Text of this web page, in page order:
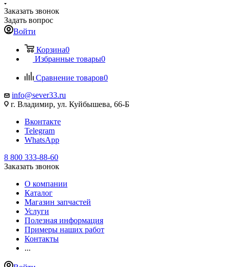
Заказать звонок
Задать вопрос
Войти
Корзина0
Избранные товары0
Сравнение товаров0
info@sever33.ru
г. Владимир, ул. Куйбышева, 66-Б
Вконтакте
Telegram
WhatsApp
8 800 333-88-60
Заказать звонок
О компании
Каталог
Магазин запчастей
Услуги
Полезная информация
Примеры наших работ
Контакты
...